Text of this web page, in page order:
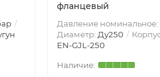
фланцевый
Давление номинальное:
Диаметр: Ду250
EN-GJL-250